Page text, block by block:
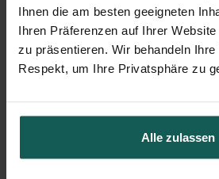
Ihnen die am besten geeigneten
Ihren Präferenzen auf Ihrer
zu präsentieren. Wir behandeln
Respekt, um Ihre Privatsphäre zu
Alle zulassen
Im Allgemeinen schreibt die
man die Dankeskarten nach der
schreibt. Doch wenn Sie eine
veranstaltet haben, dann kann
ziemlich schnell die Hand
Hand hinzu oder verfassen Sie
persönlichen Kommentar und
Ihrem schönsten Füller. Je mehr